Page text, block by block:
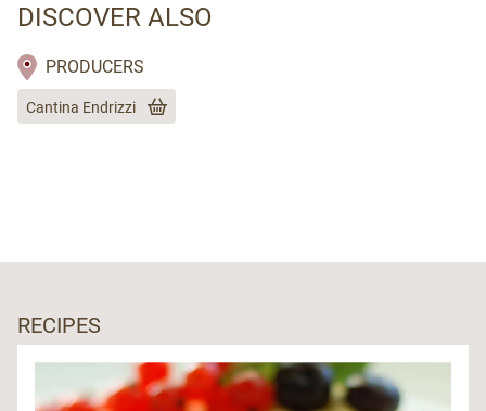
DISCOVER ALSO
PRODUCERS
Cantina Endrizzi
RECIPES